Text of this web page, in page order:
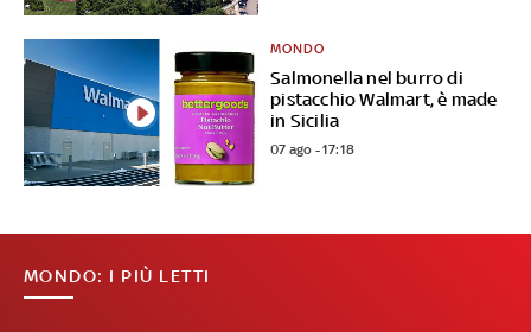
Salmonella nel burro di
pistacchio Walmart, è made
in Sicilia
MONDO
07 ago - 17:18
MONDO: I PIÙ LETTI